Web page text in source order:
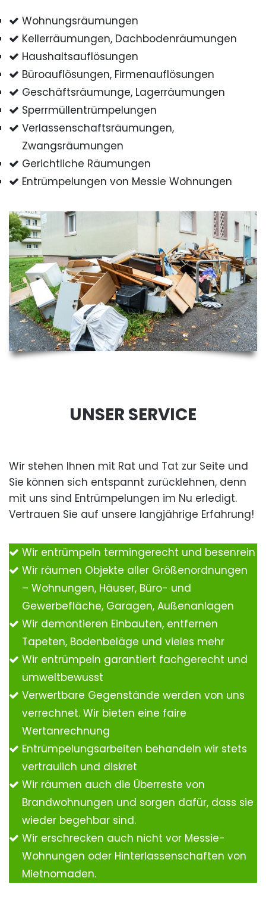
Wohnungsräumungen
Kellerräumungen, Dachbodenräumungen
Haushaltsauflösungen
Büroauflösungen, Firmenauflösungen
Geschäftsräumunge, Lagerräumungen
Sperrmüllentrümpelungen
Verlassenschaftsräumungen,
Zwangsräumungen
Gerichtliche Räumungen
Entrümpelungen von Messie Wohnungen
UNSER SERVICE
Wir stehen Ihnen mit Rat und Tat zur Seite und
Sie können sich entspannt zurücklehnen, denn
mit uns sind Entrümpelungen im Nu erledigt.
Vertrauen Sie auf unsere langjährige Erfahrung!
Wir entrümpeln termingerecht und besenrein
Wir räumen Objekte aller Größenordnungen
– Wohnungen, Häuser, Büro- und
Gewerbefläche, Garagen, Außenanlagen
Wir demontieren Einbauten, entfernen
Tapeten, Bodenbeläge und vieles mehr
Wir entrümpeln garantiert fachgerecht und
umweltbewusst
Verwertbare Gegenstände werden von uns
verrechnet. Wir bieten eine faire
Wertanrechnung
Entrümpelungsarbeiten behandeln wir stets
vertraulich und diskret
Wir räumen auch die Überreste von
Brandwohnungen und sorgen dafür, dass sie
wieder begehbar sind.
Wir erschrecken auch nicht vor Messie-
Wohnungen oder Hinterlassenschaften von
Mietnomaden.